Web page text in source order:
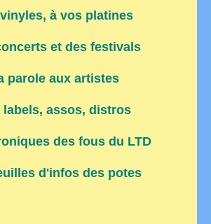
à vos platines
et des festivals
parole aux artistes
labels, assos, distros
des fous du LTD
d'infos des potes